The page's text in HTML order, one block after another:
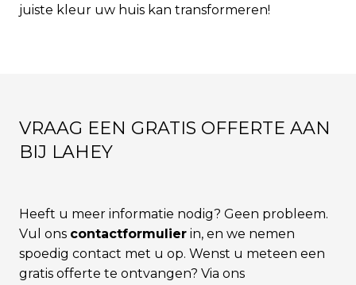
juiste kleur uw huis kan transformeren!
VRAAG EEN GRATIS OFFERTE AAN
BIJ LAHEY
Heeft u meer informatie nodig? Geen probleem.
Vul ons contactformulier in, en we nemen
spoedig contact met u op. Wenst u meteen een
gratis offerte te ontvangen? Via ons